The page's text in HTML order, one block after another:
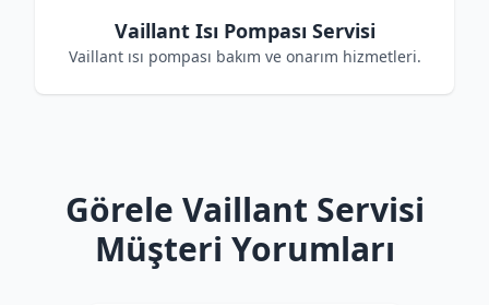
Vaillant Isı Pompası Servisi
Vaillant ısı pompası bakım ve onarım hizmetleri.
Görele Vaillant Servisi
Müşteri Yorumları